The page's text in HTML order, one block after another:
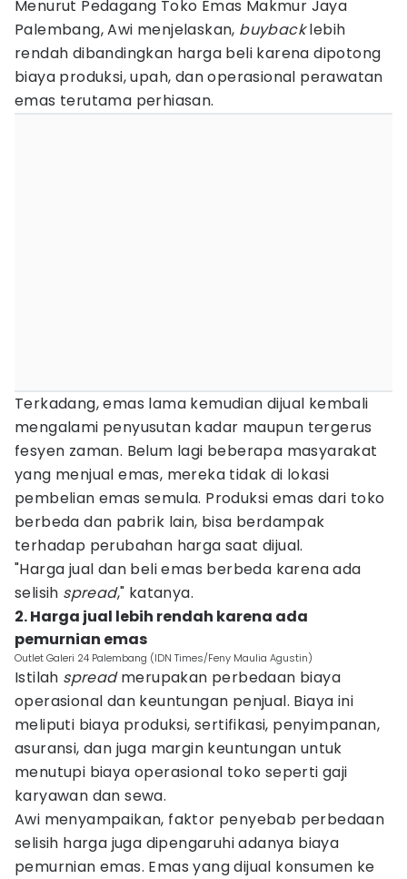
Menurut Pedagang Toko Emas Makmur Jaya
Palembang, Awi menjelaskan, buybacklebih
rendah dibandingkan harga beli karena dipotong
biaya produksi, upah, dan operasional perawatan
emas terutama perhiasan.
Terkadang, emas lama kemudian dijual kembali
mengalami penyusutan kadar maupun tergerus
fesyen zaman. Belum lagi beberapa masyarakat
yang menjual emas, mereka tidak di lokasi
pembelian emas semula. Produksi emas dari toko
berbeda dan pabrik lain, bisa berdampak
terhadap perubahan harga saat dijual.
"Harga jual dan beli emas berbeda karena ada
selisih spread," katanya.
2. Harga jual lebih rendah karena ada
pemurnian emas
Outlet Galeri 24 Palembang (IDN Times/Feny Maulia Agustin)
Istilah spreadmerupakan perbedaan biaya
operasional dan keuntungan penjual. Biaya ini
meliputi biaya produksi, sertifikasi, penyimpanan,
asuransi, dan juga margin keuntungan untuk
menutupi biaya operasional toko seperti gaji
karyawan dan sewa.
Awi menyampaikan, faktor penyebab perbedaan
selisih harga juga dipengaruhi adanya biaya
pemurnian emas. Emas yang dijual konsumen ke